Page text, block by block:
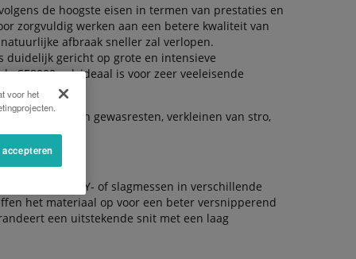
de hoogste eisen in termen van prestaties en
zorgvuldig werken aan een betere kwaliteit van
afbraak sneller zal verlopen.
duidelijk gericht op grote en intensieve
SE8000 ook ideaal is voor zeer veeleisende
van gewasresten, verkleinen van stro,
universele Y- of slagmessen in verschillende
het materiaal op voor een beter versnipperend
een uitstekende snit met een laag
voor het